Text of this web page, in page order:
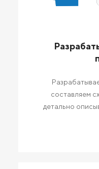
составляем
детально